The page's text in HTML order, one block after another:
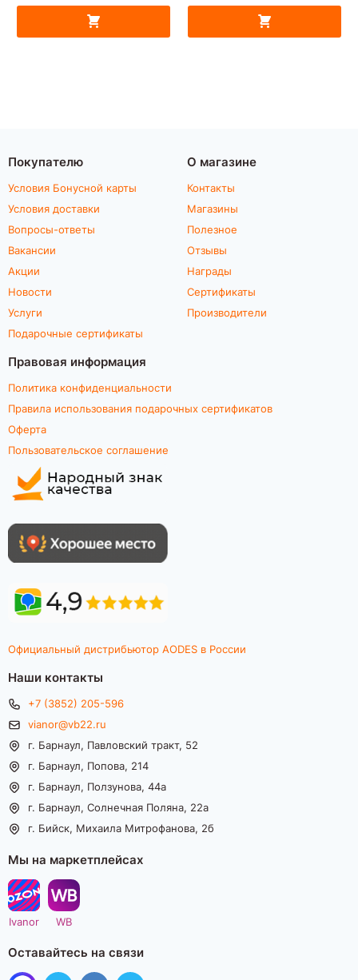
Покупателю
Условия Бонусной карты
Условия доставки
Вопросы-ответы
Вакансии
Акции
Новости
Услуги
Подарочные сертификаты
О магазине
Контакты
Магазины
Полезное
Отзывы
Награды
Сертификаты
Производители
Правовая информация
Политика конфиденциальности
Правила использования подарочных сертификатов
Оферта
Пользовательское соглашение
Официальный дистрибьютор AODES в России
Наши контакты
+7 (3852) 205-596
vianor@vb22.ru
г. Барнаул, Павловский тракт, 52
г. Барнаул, Попова, 214
г. Барнаул, Ползунова, 44а
г. Барнаул, Солнечная Поляна, 22а
г. Бийск, Михаила Митрофанова, 2б
Мы на маркетплейсах
Ivanor WB
Оставайтесь на связи